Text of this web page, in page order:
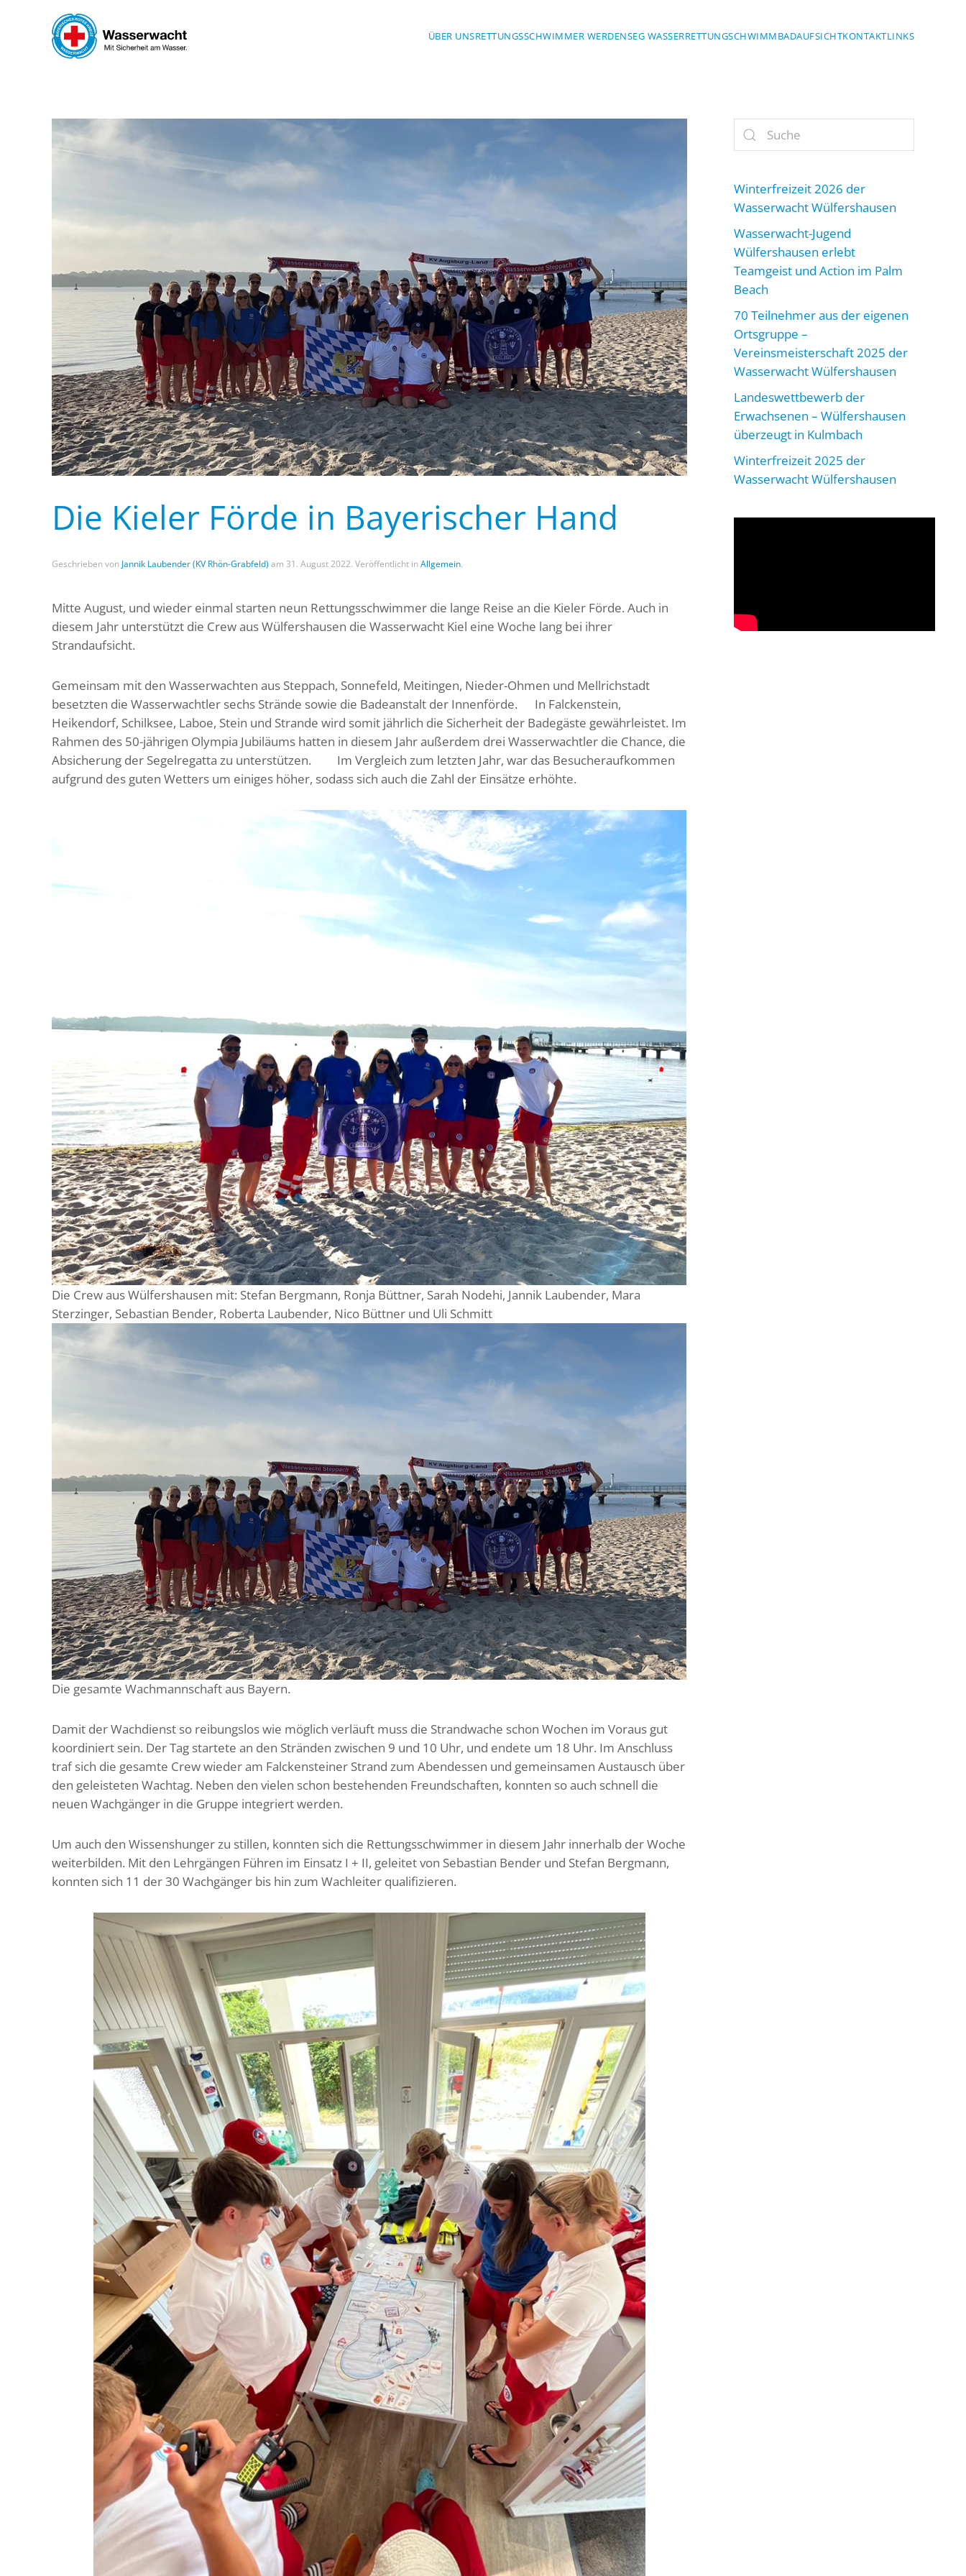
Skip to main content ÜBER UNSRETTUNGSSCHWIMMER WERDENSEG WASSERRETTUNGSCHWIMMBADAUFSICHTKONTAKTLINKS
Die Kieler Förde in Bayerischer Hand
Geschrieben von Jannik Laubender (KV Rhön-Grabfeld) am 31. August 2022. Veröffentlicht inAllgemein.
Mitte August, und wieder einmal starten neun Rettungsschwimmer die lange Reise an die Kieler Förde. Auch in
diesem Jahr unterstützt die Crew aus Wülfershausen die Wasserwacht Kiel eine Woche lang bei ihrer
Strandaufsicht.
Gemeinsam mit den Wasserwachten aus Steppach, Sonnefeld, Meitingen, Nieder-Ohmen und Mellrichstadt
besetzten die Wasserwachtler sechs Strände sowie die Badeanstalt der Innenförde. In Falckenstein,
Heikendorf, Schilksee, Laboe, Stein und Strande wird somit jährlich die Sicherheit der Badegäste gewährleistet. Im
Rahmen des 50-jährigen Olympia Jubiläums hatten in diesem Jahr außerdem drei Wasserwachtler die Chance, die
Absicherung der Segelregatta zu unterstützen. Im Vergleich zum letzten Jahr, war das Besucheraufkommen
aufgrund des guten Wetters um einiges höher, sodass sich auch die Zahl der Einsätze erhöhte.
Die Crew aus Wülfershausen mit: Stefan Bergmann, Ronja Büttner, Sarah Nodehi, Jannik Laubender, Mara
Sterzinger, Sebastian Bender, Roberta Laubender, Nico Büttner und Uli Schmitt
Die gesamte Wachmannschaft aus Bayern.
Damit der Wachdienst so reibungslos wie möglich verläuft muss die Strandwache schon Wochen im Voraus gut
koordiniert sein. Der Tag startete an den Stränden zwischen 9 und 10 Uhr, und endete um 18 Uhr. Im Anschluss
traf sich die gesamte Crew wieder am Falckensteiner Strand zum Abendessen und gemeinsamen Austausch über
den geleisteten Wachtag. Neben den vielen schon bestehenden Freundschaften, konnten so auch schnell die
neuen Wachgänger in die Gruppe integriert werden.
Um auch den Wissenshunger zu stillen, konnten sich die Rettungsschwimmer in diesem Jahr innerhalb der Woche
weiterbilden. Mit den Lehrgängen Führen im Einsatz I + II, geleitet von Sebastian Bender und Stefan Bergmann,
konnten sich 11 der 30 Wachgänger bis hin zum Wachleiter qualifizieren.
Winterfreizeit 2026 der
Wasserwacht Wülfershausen
Wasserwacht-Jugend
Wülfershausen erlebt
Teamgeist und Action im Palm
Beach
70 Teilnehmer aus der eigenen
Ortsgruppe –
Vereinsmeisterschaft 2025 der
Wasserwacht Wülfershausen
Landeswettbewerb der
Erwachsenen – Wülfershausen
überzeugt in Kulmbach
Winterfreizeit 2025 der
Wasserwacht Wülfershausen